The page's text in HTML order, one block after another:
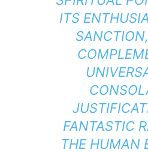
ITS
FANTASTIC
THE HUMAN